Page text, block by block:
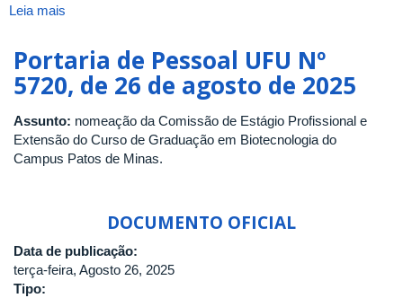
Graduação
em
Biotecnologia
-
Patos
de
Leia mais
Estágio
Curricular
do
Curso
de
Biotecnologia
Campus
Patos
Portaria de Pessoal UFU Nº
5720, de 26 de agosto de 2025
Assunto: nomeação da Comissão de Estágio Profissional e
Extensão do Curso de Graduação em Biotecnologia do
Campus Patos de Minas.
DOCUMENTO OFICIAL
Data de publicação:
terça-feira, Agosto 26, 2025
Tipo: